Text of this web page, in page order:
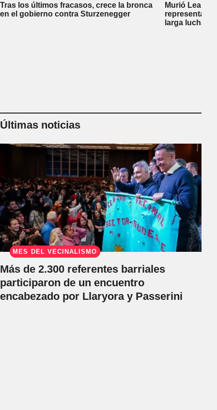
Tras los últimos fracasos, crece la bronca
en el gobierno contra Sturzenegger
Murió
larga lucha
Últimas noticias
MES DEL VECINALISMO
Más de 2.300 referentes barriales
participaron de un encuentro
encabezado por Llaryora y Passerini